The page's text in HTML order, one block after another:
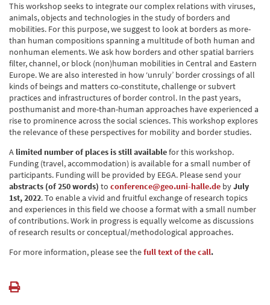
This workshop seeks to integrate our complex relations with viruses,
animals, objects and technologies in the study of borders and
mobilities. For this purpose, we suggest to look at borders as more-
than human compositions spanning a multitude of both human and
nonhuman elements. We ask how borders and other spatial barriers
filter, channel, or block (non)human mobilities in Central and Eastern
Europe. We are also interested in how ‘unruly’ border crossings of all
kinds of beings and matters co-constitute, challenge or subvert
practices and infrastructures of border control. In the past years,
posthumanist and more-than-human approaches have experienced a
rise to prominence across the social sciences. This workshop explores
the relevance of these perspectives for mobility and border studies.
A limited number of places is still availablefor this workshop.
Funding (travel, accommodation) is available for a small number of
participants. Funding will be provided by EEGA. Please send your
abstracts (of 250 words) to conference@geo.uni-halle.de byJuly
1st, 2022. To enable a vivid and fruitful exchange of research topics
and experiences in this field we choose a format with a small number
of contributions. Work in progress is equally welcome as discussions
of research results or conceptual/methodological approaches.
For more information, please see thefull text of the call.